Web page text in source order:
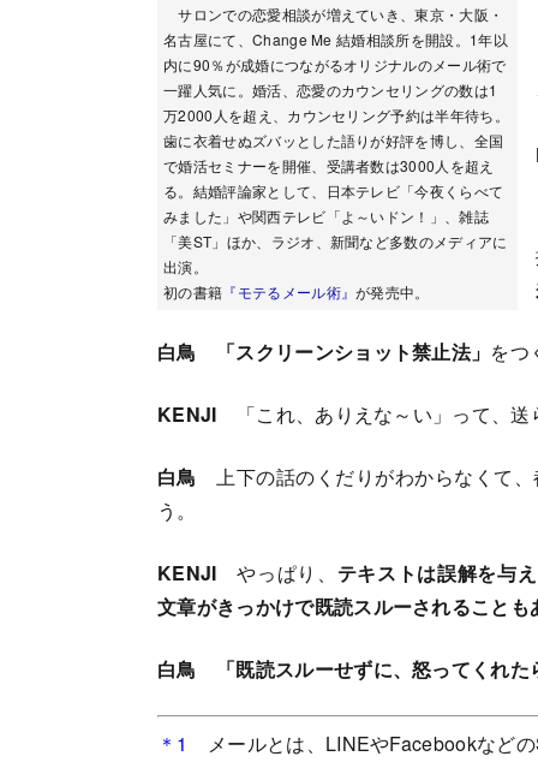
サロンでの恋愛相談が増えていき、東京・大阪・
名古屋にて、Change Me 結婚相談所を開設。1年以
内に90％が成婚につながるオリジナルのメール術で
一躍人気に。婚活、恋愛のカウンセリングの数は1
万2000人を超え、カウンセリング予約は半年待ち。
歯に衣着せぬズバッとした語りが好評を博し、全国
で婚活セミナーを開催、受講者数は3000人を超え
る。結婚評論家として、日本テレビ「今夜くらべて
みました」や関西テレビ「よ～いドン！」、雑誌
「美ST」ほか、ラジオ、新聞など多数のメディアに
出演。
初の書籍 『モテるメール術』が発売中。
白鳥 「スクリーンショット禁止法」 をつ
KENJI 「これ、ありえな～い」って、
白鳥 上下の話のくだりがわからなくて
う。
KENJI やっぱり、 テキストは誤解を与
文章がきっかけで既読スルーされることも
白鳥 「既読スルーせずに、怒ってくれ
＊1 メールとは、LINEやFacebookなど